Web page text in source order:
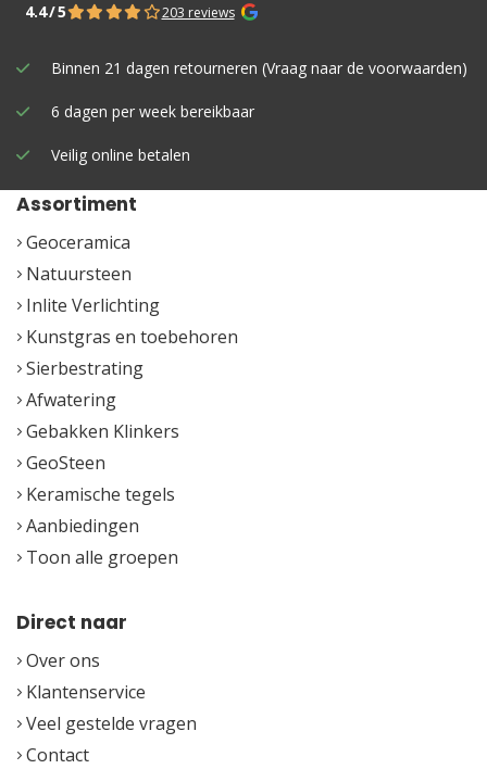
4.4/5 203 reviews
Binnen 21 dagen retourneren (Vraag naar de voorwaarden)
6 dagen per week bereikbaar
Veilig online betalen
Assortiment
Geoceramica
Natuursteen
Inlite Verlichting
Kunstgras en toebehoren
Sierbestrating
Afwatering
Gebakken Klinkers
GeoSteen
Keramische tegels
Aanbiedingen
Toon alle groepen
Direct naar
Over ons
Klantenservice
Veel gestelde vragen
Contact